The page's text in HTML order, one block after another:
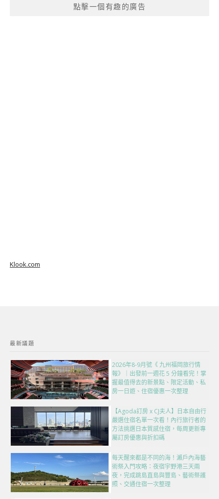
點擊一個有趣的廣告
Klook.com
最新議題
2026年8-9月號《 九州福岡旅行情
報》｜出發前一週花 5 分鐘看完！掌
握最值得去的新景點、限定活動、私
房一日遊、住宿優惠一次整理
【Agoda訂房 x CJ夫人】日本自由行
嚴選住宿名單一次看！內行旅行者的
方法挑選日本質感住宿，每周更新專
屬訂房優惠與折扣碼
每天醒來都是不同的海！瀨戶內海藝
術祭入門攻略：夜宿宇野港三天兩
夜，完成跳島直島與豐島、藝術祭護
照、交通住宿一次整理